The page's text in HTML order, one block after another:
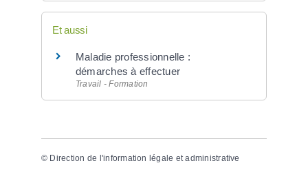
Et aussi
Maladie professionnelle :
démarches à effectuer
Travail - Formation
© Direction de l'information légale et administrative